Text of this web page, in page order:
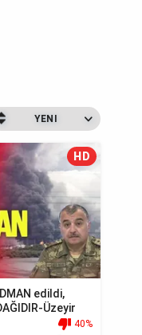
YENI
HD
edildi,
Üzeyir
40%